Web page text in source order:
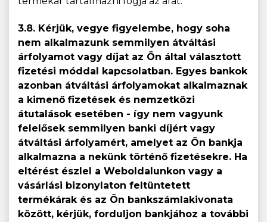
3.8. Kérjük, vegye figyelembe, hogy soha
nem alkalmazunk semmilyen átváltási
árfolyamot vagy díjat az Ön által választott
fizetési móddal kapcsolatban. Egyes bankok
azonban átváltási árfolyamokat alkalmaznak
a kimenő fizetések és nemzetközi
átutalások esetében - így nem vagyunk
felelősek semmilyen banki díjért vagy
átváltási árfolyamért, amelyet az Ön bankja
alkalmazna a nekünk történő fizetésekre. Ha
eltérést észlel a Weboldalunkon vagy a
vásárlási bizonylaton feltüntetett
termékárak és az Ön bankszámlakivonata
között, kérjük, forduljon bankjához a további